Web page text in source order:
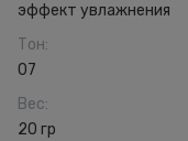
эффект увлажнения
Тон:
07
Вес:
20 гр